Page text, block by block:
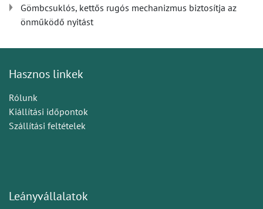
Gömbcsuklós, kettős rugós mechanizmus biztosítja az
önműködő nyitást
Hasznos linkek
Rólunk
Kiállítási időpontok
Szállítási feltételek
Leányvállalatok